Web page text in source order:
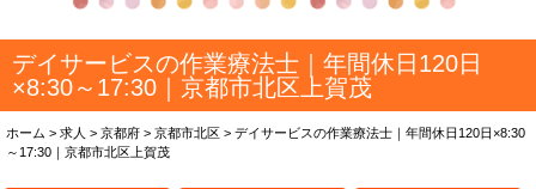
デイサービスの作業療法士｜年間休日120日
×8:30～17:30｜京都市北区上賀茂
ホーム > 求人 > 京都府 > 京都市北区 > デイサービスの作業療法士｜年間休日120日×8:30
～17:30｜京都市北区上賀茂